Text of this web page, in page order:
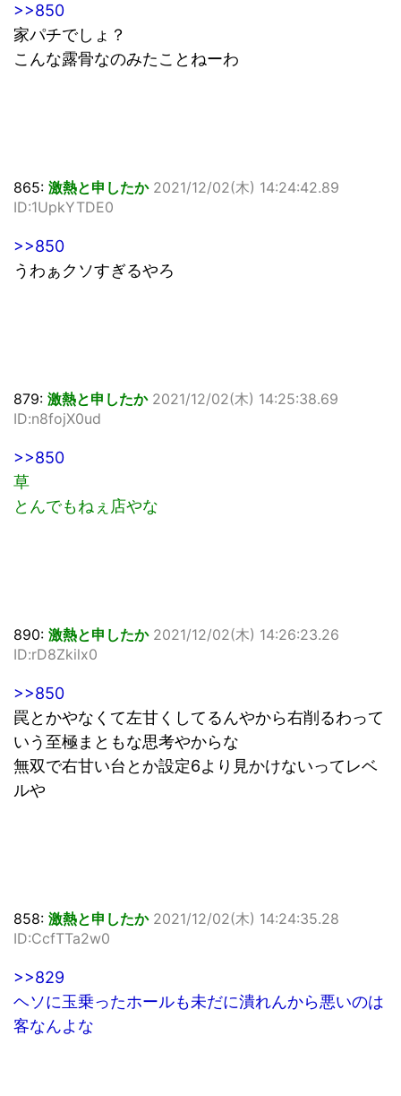
>>850
家パチでしょ？
こんな露骨なのみたことねーわ
865: 激熱と申したか 2021/12/02(木) 14:24:42.89
ID:1UpkYTDE0
>>850
うわぁクソすぎるやろ
879: 激熱と申したか 2021/12/02(木) 14:25:38.69
ID:n8fojX0ud
>>850
草
とんでもねぇ店やな
890: 激熱と申したか 2021/12/02(木) 14:26:23.26
ID:rD8Zkilx0
>>850
罠とかやなくて左甘くしてるんやから右削るわって
いう至極まともな思考やからな
無双で右甘い台とか設定6より見かけないってレベ
ルや
858: 激熱と申したか 2021/12/02(木) 14:24:35.28
ID:CcfTTa2w0
>>829
ヘソに玉乗ったホールも未だに潰れんから悪いのは
客なんよな